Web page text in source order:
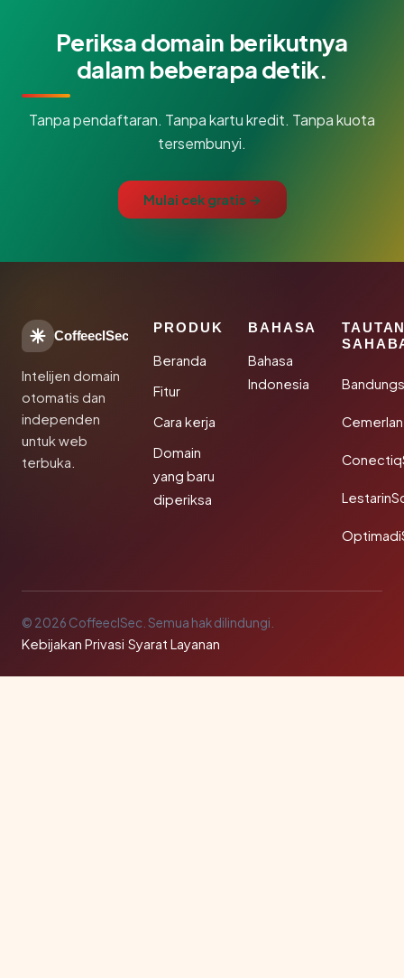
Periksa domain berikutnya
dalam beberapa detik.
Tanpa pendaftaran. Tanpa kartu kredit. Tanpa kuota
tersembunyi.
Mulai cek gratis →
CoffeeclSec
Intelijen domain
otomatis dan
independen
untuk web
terbuka.
PRODUK
Beranda
Fitur
Cara kerja
Domain
yang baru
diperiksa
BAHASA
Bahasa
Indonesia
© 2026 CoffeeclSec. Semua hak dilindungi.
Kebijakan Privasi·Syarat Layanan